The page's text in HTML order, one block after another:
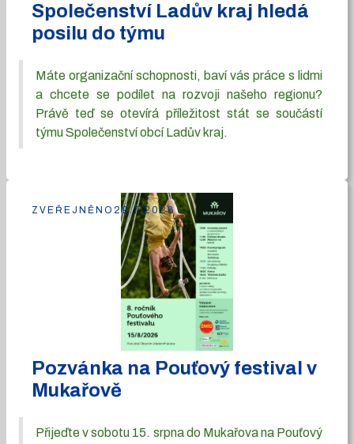
Společenství Ladův kraj hledá
posilu do týmu
Máte organizační schopnosti, baví vás práce s lidmi
a chcete se podílet na rozvoji našeho regionu?
Právě teď se otevírá příležitost stát se součástí
týmu Společenství obcí Ladův kraj.
Pozvánka na Pouťový festival v
Mukařově
Přijeďte v sobotu 15. srpna do Mukařova na Pouťový
ZVEŘEJNĚNO 29.7.2026